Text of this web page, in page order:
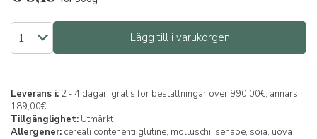
Lägg till i varukorgen
Leverans i: 2 - 4 dagar, gratis för beställningar över 990,00€, annars
189,00€
Tillgänglighet: Utmärkt
Allergener: cereali contenenti glutine, molluschi, senape, soia, uova